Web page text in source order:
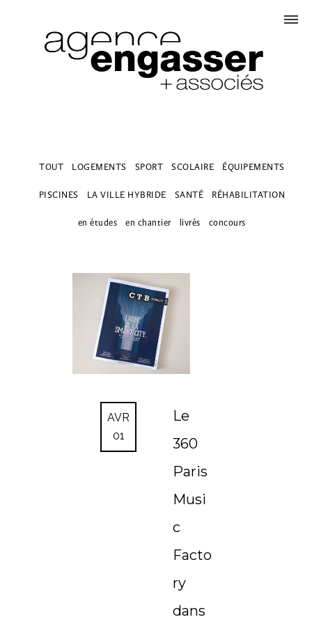
TOUT LOGEMENTS SPORT SCOLAIRE ÉQUIPEMENTS
PISCINES LA VILLE HYBRIDE SANTÉ RÉHABILITATION
en études en chantier livrés concours
AVR
01
Le
360
Paris
Musi
c
Facto
ry
dans